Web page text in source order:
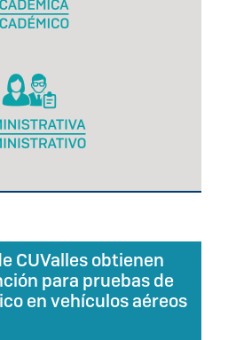
CUValles obtienen
para pruebas de
en vehículos aéreos